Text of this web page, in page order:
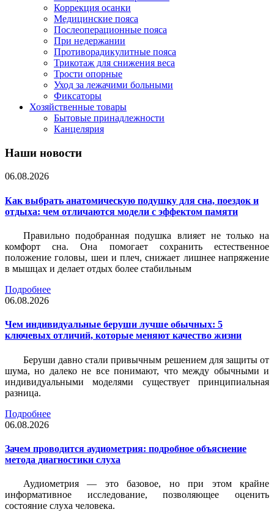
Коррекция осанки
Медицинские пояса
Послеоперационные пояса
При недержании
Противорадикулитные пояса
Трикотаж для снижения веса
Трости опорные
Уход за лежачими больными
Фиксаторы
Хозяйственные товары
Бытовые принадлежности
Канцелярия
Наши новости
06.08.2026
Как выбрать анатомическую подушку для сна, поездок и
отдыха: чем отличаются модели с эффектом памяти
Правильно подобранная подушка влияет не только на
комфорт сна. Она помогает сохранить естественное
положение головы, шеи и плеч, снижает лишнее напряжение
в мышцах и делает отдых более стабильным
Подробнее
06.08.2026
Чем индивидуальные беруши лучше обычных: 5
ключевых отличий, которые меняют качество жизни
Беруши давно стали привычным решением для защиты от
шума, но далеко не все понимают, что между обычными и
индивидуальными моделями существует принципиальная
разница.
Подробнее
06.08.2026
Зачем проводится аудиометрия: подробное объяснение
метода диагностики слуха
Аудиометрия — это базовое, но при этом крайне
информативное исследование, позволяющее оценить
состояние слуха человека.